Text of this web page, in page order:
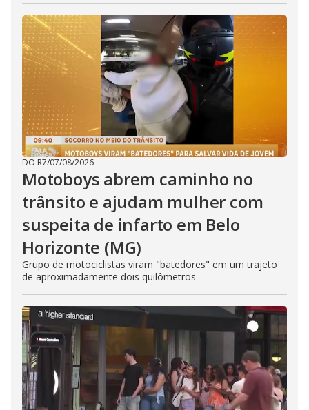
DO R7/07/08/2026
Motoboys abrem caminho no
trânsito e ajudam mulher com
suspeita de infarto em Belo
Horizonte (MG)
Grupo de motociclistas viram "batedores" em um trajeto
de aproximadamente dois quilômetros